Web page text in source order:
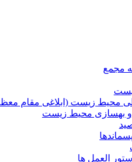
مجمع
ﻣﺤﯿﻂ زﯾﺴﺖ (ابلاغی مقام
بهسازی محیط زیست
العمل ها